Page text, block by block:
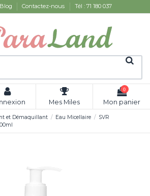
Blog Contactez-nous Tél : 71 180 037
Mes Miles
0
Mon panier
et Démaquillant Eau Micellaire
SVR